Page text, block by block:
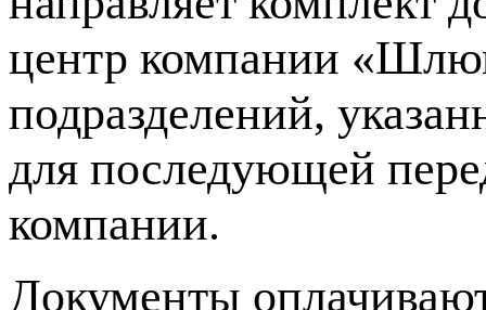
центр компании
подразделений,
для последующей
компании.
Документы